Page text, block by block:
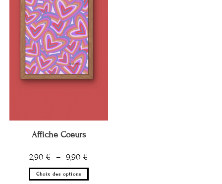
Affiche Coeurs
2,90 € – 9,90 €
Choix des options